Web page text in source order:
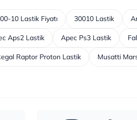
10 Lastik Fiyatı 30010 Lastik
Aps2 Lastik Apec Ps3 Lastik
Raptor Proton Lastik Musatti